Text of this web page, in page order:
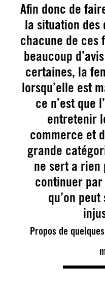
Afin donc de
la situation des
chacune de ces
beaucoup
certaines, la
lorsqu’elle est
ce n’est que
entretenir
commerce et
grande
ne sert a rien
continuer
qu’on
Propos de